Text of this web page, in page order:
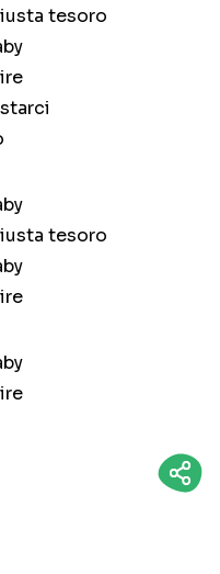
tesoro
tesoro